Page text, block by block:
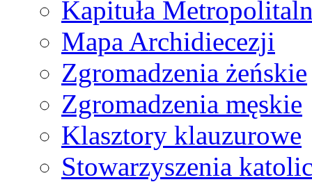
Kapituła
Mapa Archidiecezji
Zgromadzenia żeńskie
Zgromadzenia męskie
Klasztory klauzurowe
Stowarzyszenia